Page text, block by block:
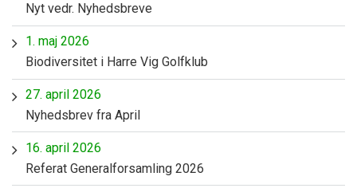
Nyt vedr. Nyhedsbreve
1. maj 2026
Biodiversitet i Harre Vig Golfklub
27. april 2026
Nyhedsbrev fra April
16. april 2026
Referat Generalforsamling 2026